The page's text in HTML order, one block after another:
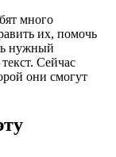
много
их, помочь
нужный
Сейчас
они смогут